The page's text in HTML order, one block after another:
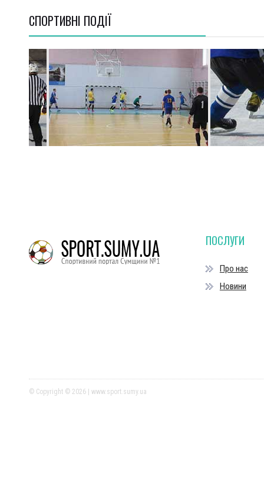
СПОРТИВНI ПОДІЇ
ПОСЛУГИ
Про нас
Новини
© Copyright © 2026 | www.sport.sumy.ua